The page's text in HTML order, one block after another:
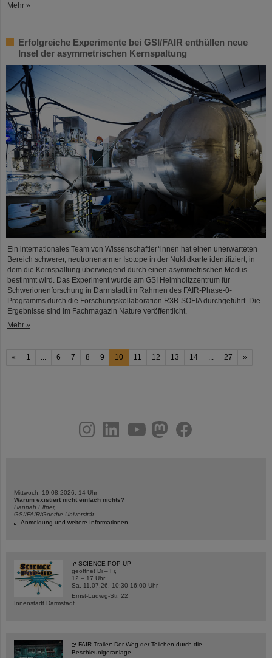
Mehr »
Erfolgreiche Experimente bei GSI/FAIR enthüllen neue
Insel der asymmetrischen Kernspaltung
Ein internationales Team von Wissenschaftler*innen hat einen unerwarteten
Bereich schwerer, neutronenarmer Isotope in der Nuklidkarte identifiziert, in
dem die Kernspaltung überwiegend durch einen asymmetrischen Modus
bestimmt wird. Das Experiment wurde am GSI Helmholtzzentrum für
Schwerionenforschung in Darmstadt im Rahmen des FAIR-Phase-0-
Programms durch die Forschungskollaboration R3B-SOFIA durchgeführt. Die
Ergebnisse sind im Fachmagazin Nature veröffentlicht.
Mehr »
« 1 ... 6 7 8 9 10 11 12 13 14 ... 27 »
youtubehelmholtz.socialfacebook
Mittwoch, 19.08.2026, 14 Uhr
Warum existiert nicht einfach nichts?
Hannah Elfner,
GSI/FAIR/Goethe-Universität
Anmeldung und weitere Informationen
SCIENCE POP-UP
geöffnet Di – Fr,
12 – 17 Uhr
Sa, 11.07.26, 10:30-16:00 Uhr
Ernst-Ludwig-Str. 22
Innenstadt Darmstadt
FAIR-Trailer: Der Weg der Teilchen durch die
Beschleunigeranlage